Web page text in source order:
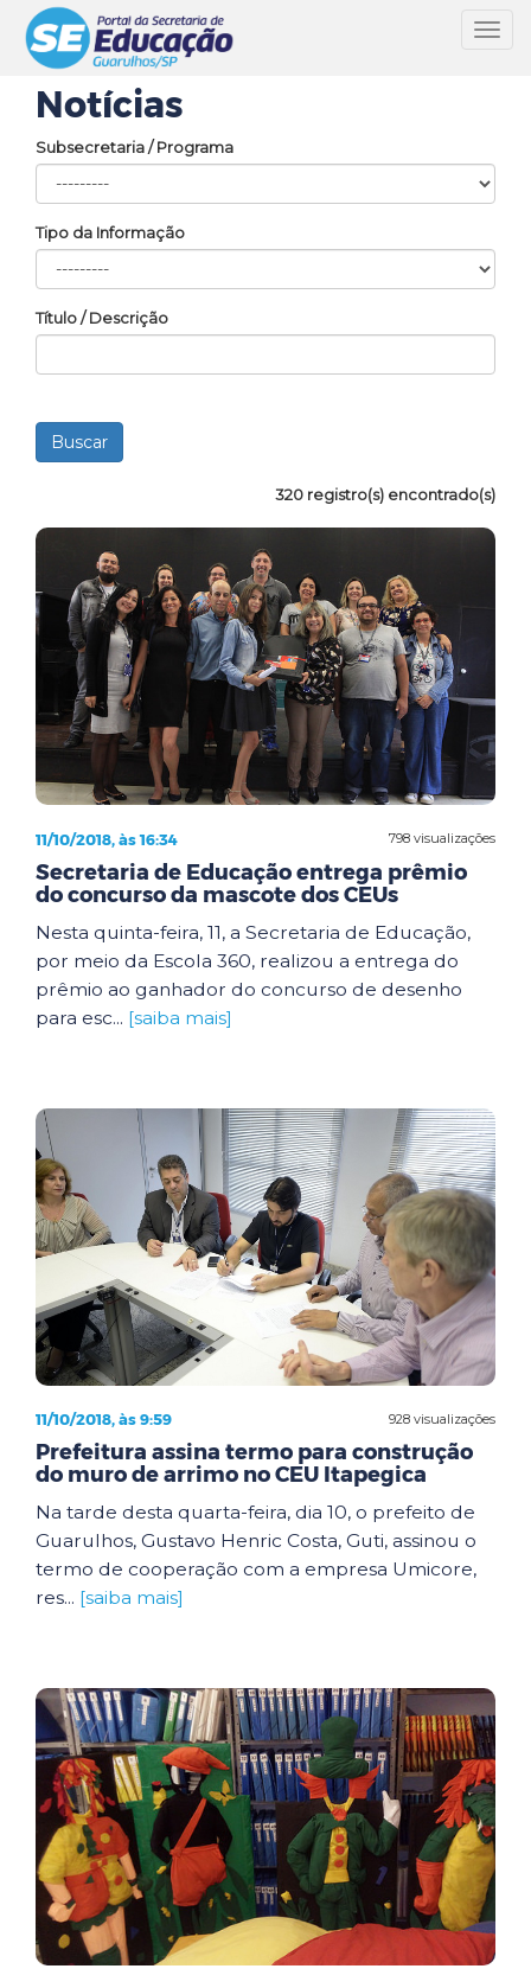
Notícias
Subsecretaria / Programa
Tipo da Informação
Título / Descrição
320 registro(s) encontrado(s)
798 visualizações
11/10/2018, às 16:34
Secretaria de Educação entrega prêmio
do concurso da mascote dos CEUs
Nesta quinta-feira, 11, a Secretaria de Educação,
por meio da Escola 360, realizou a entrega do
prêmio ao ganhador do concurso de desenho
para esc... [saiba mais]
928 visualizações
11/10/2018, às 9:59
Prefeitura assina termo para construção
do muro de arrimo no CEU Itapegica
Na tarde desta quarta-feira, dia 10, o prefeito de
Guarulhos, Gustavo Henric Costa, Guti, assinou o
termo de cooperação com a empresa Umicore,
res... [saiba mais]